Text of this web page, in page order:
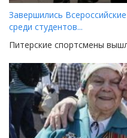
Завершились
среди студентов...
Питерские спортсмены